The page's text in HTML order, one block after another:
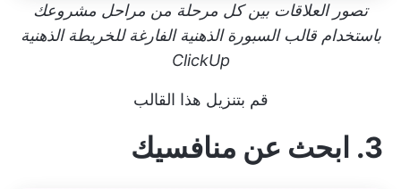
تصور العلاقات بين كل مرحلة من مراحل مشروعك
باستخدام قالب السبورة الذهنية الفارغة للخريطة الذهنية
ClickUp
قم بتنزيل هذا القالب
3. ابحث عن منافسيك